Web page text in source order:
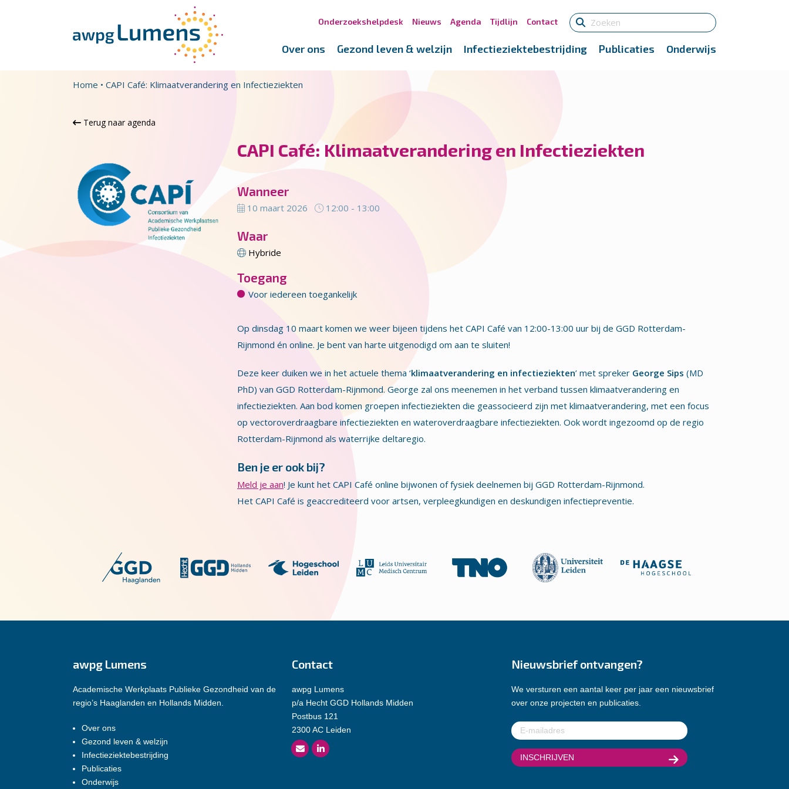
Onderzoekshelpdesk Nieuws Agenda Tijdlijn Contact
Over ons Gezond leven & welzijn Infectieziektebestrijding Publicaties Onderwijs
Home • CAPI Café: Klimaatverandering en Infectieziekten
Terug naar agenda
CAPI Café: Klimaatverandering en Infectieziekten
Wanneer
10 maart 2026 12:00 - 13:00
Waar
Hybride
Toegang
Voor iedereen toegankelijk
Op dinsdag 10 maart komen we weer bijeen tijdens het CAPI Café van 12:00-13:00 uur bij de GGD Rotterdam-
Rijnmond én online. Je bent van harte uitgenodigd om aan te sluiten!
Deze keer duiken we in het actuele thema ‘klimaatverandering en infectieziekten’ met spreker George Sips (MD
PhD) van GGD Rotterdam-Rijnmond. George zal ons meenemen in het verband tussen klimaatverandering en
infectieziekten. Aan bod komen groepen infectieziekten die geassocieerd zijn met klimaatverandering, met een focus
op vectoroverdraagbare infectieziekten en wateroverdraagbare infectieziekten. Ook wordt ingezoomd op de regio
Rotterdam-Rijnmond als waterrijke deltaregio.
Ben je er ook bij?
Meld je aan! Je kunt het CAPI Café online bijwonen of fysiek deelnemen bij GGD Rotterdam-Rijnmond.
Het CAPI Café is geaccrediteerd voor artsen, verpleegkundigen en deskundigen infectiepreventie.
awpg Lumens
Academische Werkplaats Publieke Gezondheid van de
regio’s Haaglanden en Hollands Midden.
Over ons
Gezond leven & welzijn
Infectieziektebestrijding
Publicaties
Onderwijs
Contact
awpg Lumens
p/a Hecht GGD Hollands Midden
Postbus 121
2300 AC Leiden
Nieuwsbrief ontvangen?
We versturen een aantal keer per jaar een nieuwsbrief
over onze projecten en publicaties.
E-
mailadres(Vereist)